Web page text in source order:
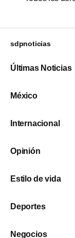
sdpnoticias
Últimas Noticias
México
Internacional
Opinión
Estilo de vida
Deportes
Negocios